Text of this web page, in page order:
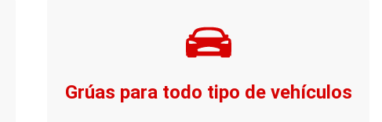
Grúas para todo tipo de vehículos